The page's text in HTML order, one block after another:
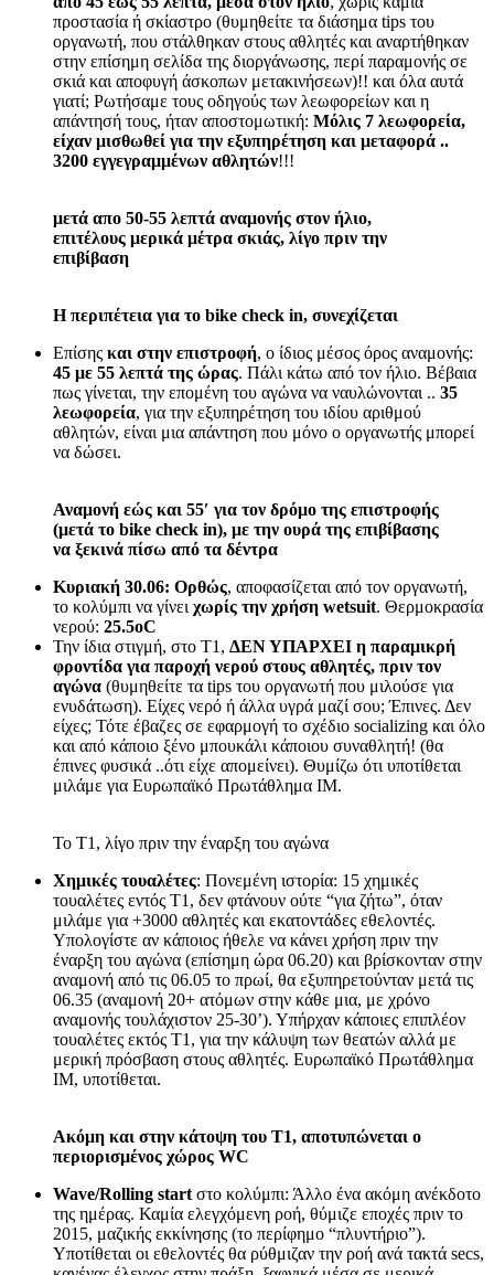
προστασία ή σκίαστρο (θυμηθείτε τα διάσημα tips του
οργανωτή, που στάλθηκαν στους αθλητές και αναρτήθηκαν
στην επίσημη σελίδα της διοργάνωσης, περί παραμονής σε
σκιά και αποφυγή άσκοπων μετακινήσεων)!! και όλα αυτά
γιατί; Ρωτήσαμε τους οδηγούς των λεωφορείων και η
απάντησή τους, ήταν αποστομωτική: Μόλις 7 λεωφορεία,
είχαν μισθωθεί για την εξυπηρέτηση και μεταφορά ..
3200 εγγεγραμμένων αθλητών!!!
μετά απο 50-55 λεπτά αναμονής στον ήλιο,
επιτέλους μερικά μέτρα σκιάς, λίγο πριν την
επιβίβαση
Η περιπέτεια για το bike check in, συνεχίζεται
Επίσης και στην επιστροφή, ο ίδιος μέσος όρος αναμονής:
45 με 55 λεπτά της ώρας. Πάλι κάτω από τον ήλιο. Βέβαια
πως γίνεται, την επομένη του αγώνα να ναυλώνονται .. 35
λεωφορεία, για την εξυπηρέτηση του ιδίου αριθμού
αθλητών, είναι μια απάντηση που μόνο ο οργανωτής μπορεί
να δώσει.
Αναμονή εώς και 55′ για τον δρόμο της επιστροφής
(μετά το bike check in), με την ουρά της επιβίβασης
να ξεκινά πίσω από τα δέντρα
Κυριακή 30.06: Ορθώς, αποφασίζεται από τον οργανωτή,
το κολύμπι να γίνει χωρίς την χρήση wetsuit. Θερμοκρασία
νερού: 25.5oC
Την ίδια στιγμή, στο Τ1, ΔΕΝ ΥΠΑΡΧΕΙ η παραμικρή
φροντίδα για παροχή νερού στους αθλητές, πριν τον
αγώνα (θυμηθείτε τα tips του οργανωτή που μιλούσε για
ενυδάτωση). Είχες νερό ή άλλα υγρά μαζί σου; Έπινες. Δεν
είχες; Τότε έβαζες σε εφαρμογή το σχέδιο socializing και όλο
και από κάποιο ξένο μπουκάλι κάποιου συναθλητή! (θα
έπινες φυσικά ..ότι είχε απομείνει). Θυμίζω ότι υποτίθεται
μιλάμε για Ευρωπαϊκό Πρωτάθλημα ΙΜ.
Το Τ1, λίγο πριν την έναρξη του αγώνα
Χημικές τουαλέτες: Πονεμένη ιστορία: 15 χημικές
τουαλέτες εντός Τ1, δεν φτάνουν ούτε “για ζήτω”, όταν
μιλάμε για +3000 αθλητές και εκατοντάδες εθελοντές.
Υπολογίστε αν κάποιος ήθελε να κάνει χρήση πριν την
έναρξη του αγώνα (επίσημη ώρα 06.20) και βρίσκονταν στην
αναμονή από τις 06.05 το πρωί, θα εξυπηρετούνταν μετά τις
06.35 (αναμονή 20+ ατόμων στην κάθε μια, με χρόνο
αναμονής τουλάχιστον 25-30’). Υπήρχαν κάποιες επιπλέον
τουαλέτες εκτός Τ1, για την κάλυψη των θεατών αλλά με
μερική πρόσβαση στους αθλητές. Ευρωπαϊκό Πρωτάθλημα
ΙΜ, υποτίθεται.
Ακόμη και στην κάτοψη του Τ1, αποτυπώνεται ο
περιορισμένος χώρος WC
Wave/Rolling start στο κολύμπι: Άλλο ένα ακόμη ανέκδοτο
της ημέρας. Καμία ελεγχόμενη ροή, θύμιζε εποχές πριν το
2015, μαζικής εκκίνησης (το περίφημο “πλυντήριο”).
Υποτίθεται οι εθελοντές θα ρύθμιζαν την ροή ανά τακτά secs,